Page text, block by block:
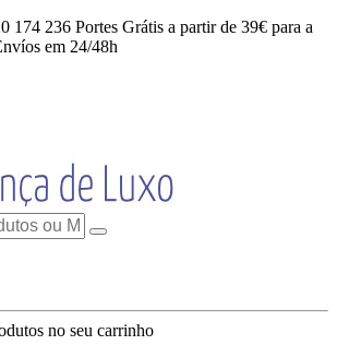
174 236 Portes Grátis a partir de 39€ para a
em 24/48h
no seu carrinho